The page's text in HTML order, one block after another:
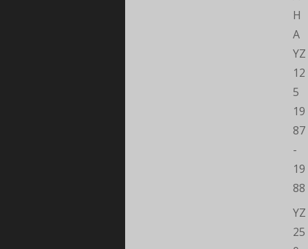
H
A
YZ
12
5
19
87
-
19
88
YZ
25